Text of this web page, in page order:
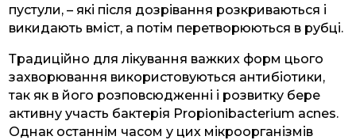
пустули, – які після дозрівання розкриваються і
викидають вміст, а потім перетворюються в рубці.
Традиційно для лікування важких форм цього
захворювання використовуються антибіотики,
так як в його розповсюдженні і розвитку бере
активну участь бактерія Propionibacterium acnes.
Однак останнім часом у цих мікроорганізмів